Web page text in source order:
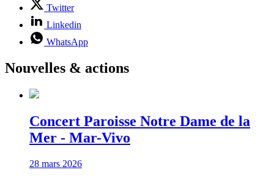
Twitter
Linkedin
WhatsApp
Nouvelles & actions
Concert Paroisse Notre Dame de la
Mer - Mar-Vivo
28 mars 2026